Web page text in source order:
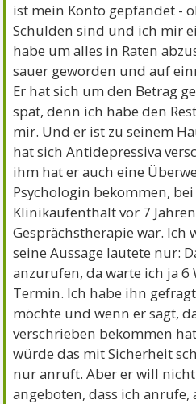
ist mein Konto gepfändet -
Schulden sind und ich mir
habe um alles in Raten
sauer geworden und auf
Er hat sich um den Betrag
spät, denn ich habe den
mir. Und er ist zu seinem
hat sich Antidepressiva
ihm hat er auch eine
Psychologin bekommen,
Klinikaufenthalt vor 7
Gesprächstherapie war. Ich
seine Aussage lautete nur:
anzurufen, da warte ich ja 6
Termin. Ich habe ihn
möchte und wenn er sagt,
verschrieben bekommen
würde das mit Sicherheit
nur anruft. Aber er will
angeboten, dass ich anrufe,